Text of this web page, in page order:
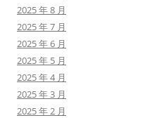
2025 年 8 月
2025 年 7 月
2025 年 6 月
2025 年 5 月
2025 年 4 月
2025 年 3 月
2025 年 2 月